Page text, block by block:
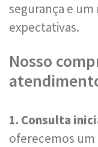
segurança e
expectativas.
Nosso
1. Consulta
oferecemos